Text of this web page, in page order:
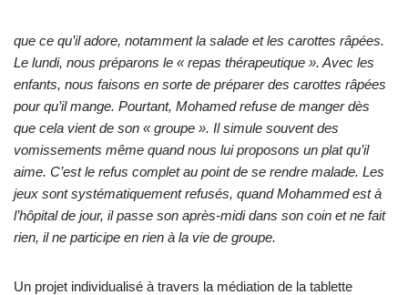
que ce qu’il adore, notamment la salade et les carottes râpées.
Le lundi, nous préparons le « repas thérapeutique ». Avec les
enfants, nous faisons en sorte de préparer des carottes râpées
pour qu’il mange. Pourtant, Mohamed refuse de manger dès
que cela vient de son « groupe ». Il simule souvent des
vomissements même quand nous lui proposons un plat qu’il
aime. C’est le refus complet au point de se rendre malade. Les
jeux sont systématiquement refusés, quand Mohammed est à
l’hôpital de jour, il passe son après-midi dans son coin et ne fait
rien, il ne participe en rien à la vie de groupe.
Un projet individualisé à travers la médiation de la tablette